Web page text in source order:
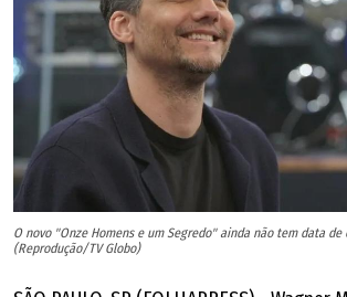
Mais informações:@ouvefestival
PROGRAMAÇÃO
Abertura: Quarta-feira, dia 5 --- 19h30
Filme: As Dores do Mundo -- Hyldon
Direção: Emílio Domingos e Felipe David
Show: Hyldon --- Na Rua, na Chuva, na
O novo "Onze Homens e um Segredo" ainda não tem data de
(Reprodução/TV Globo)